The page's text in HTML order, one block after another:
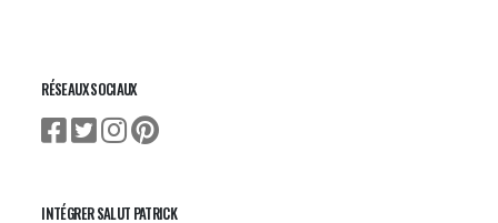
RÉSEAUX SOCIAUX
INTÉGRER SALUT PATRICK